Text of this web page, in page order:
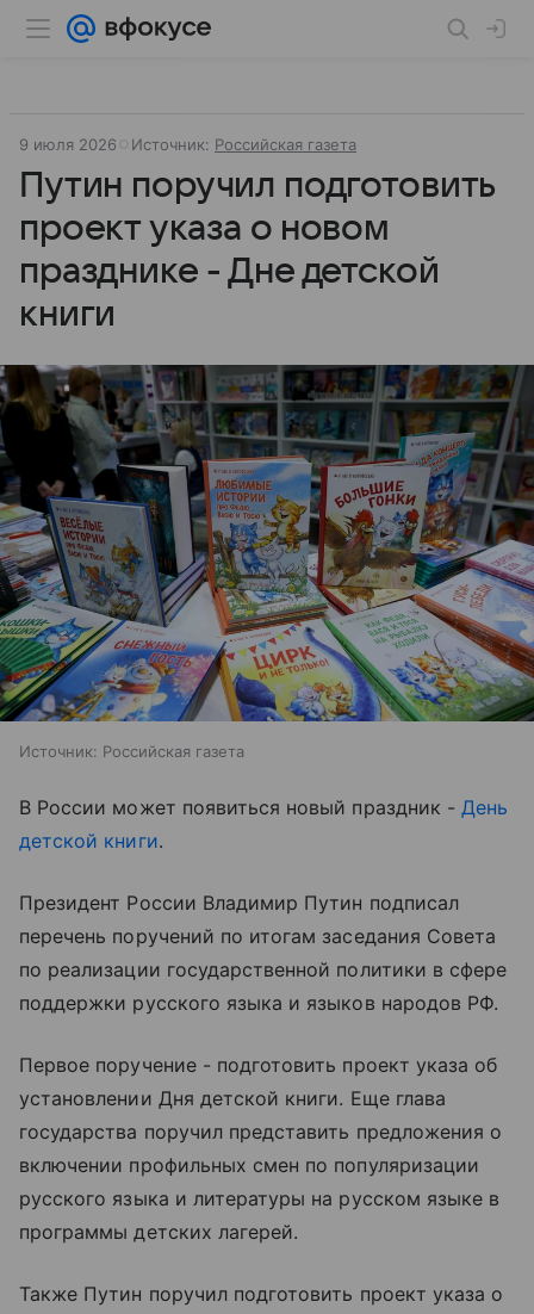
9 июля 2026 Источник: Российская газета
Путин поручил подготовить
проект указа о новом
празднике - Дне детской
книги
Источник: Российская газета
В России может появиться новый праздник -День
детской книги.
Президент России Владимир Путин подписал
перечень поручений по итогам заседания Совета
по реализации государственной политики в сфере
поддержки русского языка и языков народов РФ.
Первое поручение - подготовить проект указа об
установлении Дня детской книги. Еще глава
государства поручил представить предложения о
включении профильных смен по популяризации
русского языка и литературы на русском языке в
программы детских лагерей.
Также Путин поручил подготовить проект указа о